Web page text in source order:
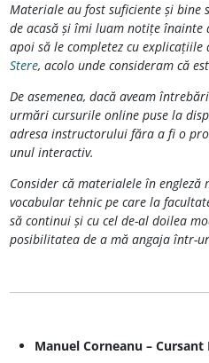
Materiale au fost suficiente și bine
de acasă și îmi luam notițe înainte
apoi să le completez cu explicațiile
Stere, acolo unde consideram că
De asemenea, dacă aveam
urmări cursurile online puse la
adresa instructorului făra a fi o
unul interactiv.
Consider că materialele în
vocabular tehnic pe care la
să continui și cu cel de-al doilea
posibilitatea de a mă angaja într-
Manuel Corneanu –